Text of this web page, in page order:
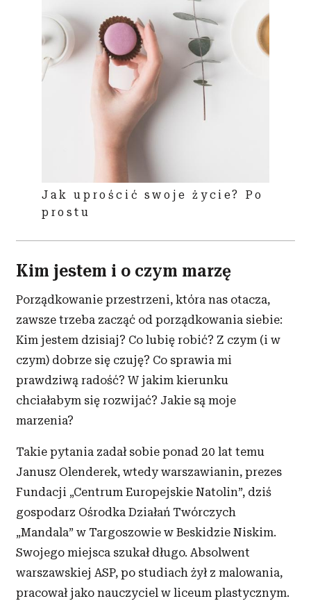
Jak uprościć swoje życie? Po
prostu
Kim jestem i o czym marzę
Porządkowanie przestrzeni, która nas otacza,
zawsze trzeba zacząć od porządkowania siebie:
Kim jestem dzisiaj? Co lubię robić? Z czym (i w
czym) dobrze się czuję? Co sprawia mi
prawdziwą radość? W jakim kierunku
chciałabym się rozwijać? Jakie są moje
marzenia?
Takie pytania zadał sobie ponad 20 lat temu
Janusz Olenderek, wtedy warszawianin, prezes
Fundacji „Centrum Europejskie Natolin”, dziś
gospodarz Ośrodka Działań Twórczych
„Mandala” w Targoszowie w Beskidzie Niskim.
Swojego miejsca szukał długo. Absolwent
warszawskiej ASP, po studiach żył z malowania,
pracował jako nauczyciel w liceum plastycznym.